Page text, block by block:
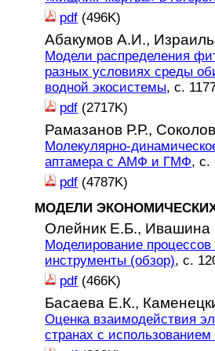
pdf (496K)
Абакумов А.И.,
Модели распределения
разных условиях среды
водной экосистемы, с.
pdf (2717K)
Рамазанов Р.Р.,
Молекулярно-
аптамера с АМФ и ГМФ, с.
pdf (4787K)
МОДЕЛИ
Олейник Е.Б.,
Моделирование
инструменты (обзор), с.
pdf (466K)
Басаева Е.К.,
Оценка взаимодействия
странах с